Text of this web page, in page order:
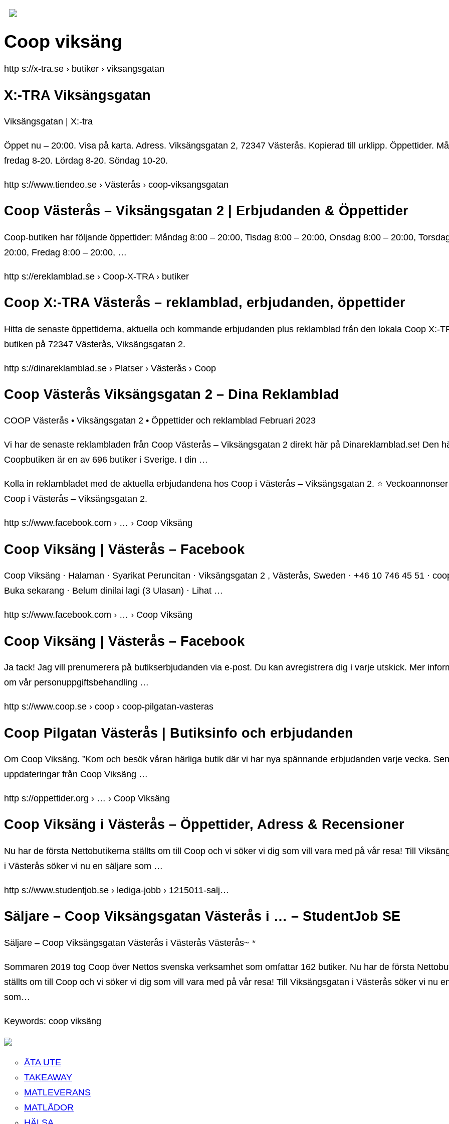
Coop viksäng
http s://x-tra.se › butiker › viksangsgatan
X:-TRA Viksängsgatan
Viksängsgatan | X:-tra
Öppet nu – 20:00. Visa på karta. Adress. Viksängsgatan 2, 72347 Västerås. Kopierad till urklipp. Öppettider.
fredag 8-20. Lördag 8-20. Söndag 10-20.
http s://www.tiendeo.se › Västerås › coop-viksangsgatan
Coop Västerås – Viksängsgatan 2 | Erbjudanden & Öppettider
Coop-butiken har följande öppettider: Måndag 8:00 – 20:00, Tisdag 8:00 – 20:00, Onsdag 8:00 – 20:00,
20:00, Fredag 8:00 – 20:00, …
http s://ereklamblad.se › Coop-X-TRA › butiker
Coop X:-TRA Västerås – reklamblad, erbjudanden, öppettider
Hitta de senaste öppettiderna, aktuella och kommande erbjudanden plus reklamblad från den lokala Coop X:-
butiken på 72347 Västerås, Viksängsgatan 2.
http s://dinareklamblad.se › Platser › Västerås › Coop
Coop Västerås Viksängsgatan 2 – Dina Reklamblad
COOP Västerås • Viksängsgatan 2 • Öppettider och reklamblad Februari 2023
Vi har de senaste reklambladen från Coop Västerås – Viksängsgatan 2 direkt här på Dinareklamblad.se! Den
Coopbutiken är en av 696 butiker i Sverige. I din …
Kolla in reklambladet med de aktuella erbjudandena hos Coop i Västerås – Viksängsgatan 2. ⭐
Coop i Västerås – Viksängsgatan 2.
http s://www.facebook.com › … › Coop Viksäng
Coop Viksäng | Västerås – Facebook
Coop Viksäng · Halaman · Syarikat Peruncitan · Viksängsgatan 2 , Västerås, Sweden · +46 10 746 45 51 ·
Buka sekarang · Belum dinilai lagi (3 Ulasan) · Lihat …
http s://www.facebook.com › … › Coop Viksäng
Coop Viksäng | Västerås – Facebook
Ja tack! Jag vill prenumerera på butikserbjudanden via e-post. Du kan avregistrera dig i varje utskick. Mer
om vår personuppgiftsbehandling …
http s://www.coop.se › coop › coop-pilgatan-vasteras
Coop Pilgatan Västerås | Butiksinfo och erbjudanden
Om Coop Viksäng. ”Kom och besök våran härliga butik där vi har nya spännande erbjudanden varje vecka.
uppdateringar från Coop Viksäng …
http s://oppettider.org › … › Coop Viksäng
Coop Viksäng i Västerås – Öppettider, Adress & Recensioner
Nu har de första Nettobutikerna ställts om till Coop och vi söker vi dig som vill vara med på vår resa! Till
i Västerås söker vi nu en säljare som …
http s://www.studentjob.se › lediga-jobb › 1215011-salj…
Säljare – Coop Viksängsgatan Västerås i … – StudentJob SE
Säljare – Coop Viksängsgatan Västerås i Västerås Västerås~ *
Sommaren 2019 tog Coop över Nettos svenska verksamhet som omfattar 162 butiker. Nu har de första
ställts om till Coop och vi söker vi dig som vill vara med på vår resa! Till Viksängsgatan i Västerås söker vi nu
som…
Keywords: coop viksäng
ÄTA UTE
TAKEAWAY
MATLEVERANS
MATLÅDOR